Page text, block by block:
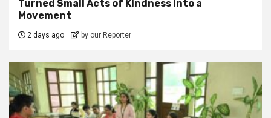
Turned Small Acts of Kindness into a
Movement
2 days ago by our Reporter